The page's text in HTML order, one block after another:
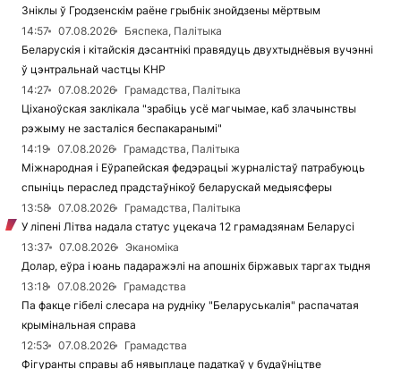
Зніклы ў Гродзенскім раёне грыбнік знойдзены мёртвым
14:57
07.08.2026
Бяспека, Палітыка
Беларускія і кітайскія дэсантнікі правядуць двухтыднёвыя вучэнні
ў цэнтральнай частцы КНР
14:27
07.08.2026
Грамадства, Палітыка
Ціханоўская заклікала "зрабіць усё магчымае, каб злачынствы
рэжыму не засталіся беспакаранымі"
14:19
07.08.2026
Грамадства, Палітыка
Міжнародная і Еўрапейская федэрацыі журналістаў патрабуюць
спыніць пераслед прадстаўнікоў беларускай медыясферы
13:58
07.08.2026
Грамадства, Палітыка
У ліпені Літва надала статус уцекача 12 грамадзянам Беларусі
13:37
07.08.2026
Эканоміка
Долар, еўра і юань падаражэлі на апошніх біржавых таргах тыдня
13:18
07.08.2026
Грамадства
Па факце гібелі слесара на рудніку "Беларуськалія" распачатая
крымінальная справа
12:53
07.08.2026
Грамадства
Фігуранты справы аб нявыплаце падаткаў у будаўніцтве